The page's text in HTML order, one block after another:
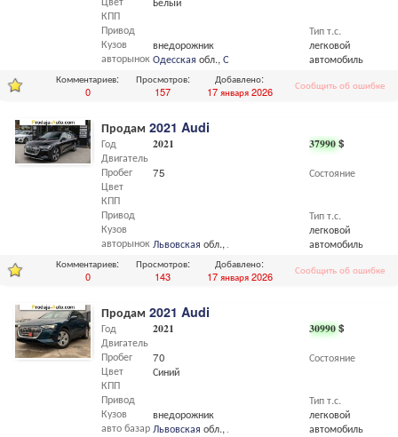
Тип т.с.
легковой
автомобиль
КПП
Привод
Кузов
авторынок
внедорожник
Одесская обл.,Одесса
Комментариев:
0
Просмотров:
157
Добавлено:
17 января 2026
Сообщить об ошибке
Продам 2021 Audi
37990$
Состояние
Тип т.с.
легковой
автомобиль
Год
Двигатель
Пробег
Цвет
КПП
Привод
Кузов
авторынок
2021
75
Львовская обл.,Львов
Комментариев:
0
Просмотров:
143
Добавлено:
17 января 2026
Сообщить об ошибке
Продам 2021 Audi
30990$
Состояние
Тип т.с.
легковой
автомобиль
Год
Двигатель
Пробег
Цвет
КПП
Привод
Кузов
авто базар
2021
70
Синий
внедорожник
Львовская обл.,Львов